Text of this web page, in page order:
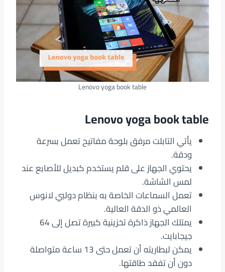
Lenovo yoga book table
Lenovo yoga book table
يأتي التابلت مرفق بلوحة مفاتيح تعمل بسرعة
ودقة.
يحتوي الجهاز على قلم يستخدم كبديل للأصابع عند
لمس الشاشة.
تعمل السماعات الخاصة به بنظام دولبي لانوس
العالمي ذو الدقة العالية.
يمتلك الجهاز ذاكرة تخزينية كبيرة تصل إلى 64
جيجابايت.
يمكن لبطاريته أن تعمل حتى 13 ساعة متواصلة
دون أن تفقد طاقتها.